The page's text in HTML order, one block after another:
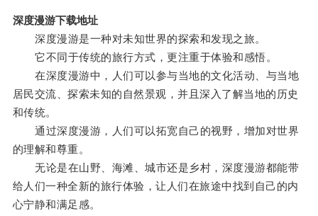
深度漫游下载地址
深度漫游是一种对未知世界的探索和发现之旅。
它不同于传统的旅行方式，更注重于体验和感悟。
在深度漫游中，人们可以参与当地的文化活动、与当地
居民交流、探索未知的自然景观，并且深入了解当地的历史
和传统。
通过深度漫游，人们可以拓宽自己的视野，增加对世界
的理解和尊重。
无论是在山野、海滩、城市还是乡村，深度漫游都能带
给人们一种全新的旅行体验，让人们在旅途中找到自己的内
心宁静和满足感。